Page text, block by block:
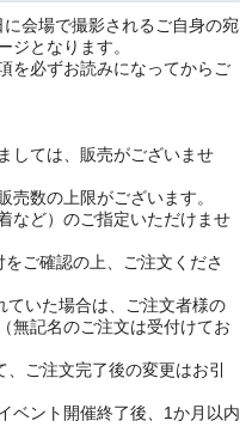
会場で撮影されるご自身の宛
ジとなります。
を必ずお読みになってからご
しては、販売がございませ
売数の上限がございます。
など）のご指定いただけませ
ご確認の上、ご注文くださ
ていた場合は、ご注文者様の
無記名のご注文は受付けてお
ご注文完了後の変更はお引
ベント開催終了後、1か月以内